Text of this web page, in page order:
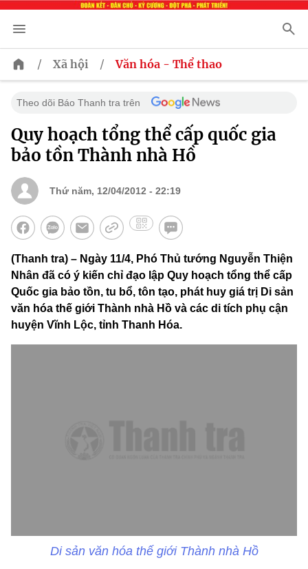
/ Xã hội / Văn hóa - Thể thao
Theo dõi Báo Thanh tra trên
Quy hoạch tổng thể cấp quốc gia
bảo tồn Thành nhà Hồ
Thứ năm, 12/04/2012 - 22:19
(Thanh tra) – Ngày 11/4, Phó Thủ tướng Nguyễn Thiện
Nhân đã có ý kiến chỉ đạo lập Quy hoạch tổng thể cấp
Quốc gia bảo tồn, tu bổ, tôn tạo, phát huy giá trị Di sản
văn hóa thế giới Thành nhà Hồ và các di tích phụ cận
huyện Vĩnh Lộc, tỉnh Thanh Hóa.
Di sản văn hóa thế giới Thành nhà Hồ